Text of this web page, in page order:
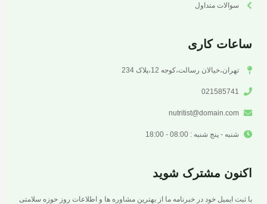
سوالات متداول
ساعات کاری
تهران،خیالان رسالت،کوجه 12،پلاک 234
021585741
nutritist@domain.com
شنبه - پنج شنبه : 08:00 - 18:00
اکنون مشترک شوید
با ثبت ایمیل خود در خبرنامه ما از بهترین مشاوره ها و اطلاعات روز حوزه سلامتی